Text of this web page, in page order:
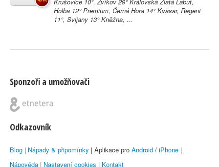
Holba 12° Premium, Černá Hora 14° Kvasar, Regent
11°, Svijany 13° Kněžna, ...
Sponzoři a umožňovači
Odkazovník
Blog | Nápady & připomínky | Aplikace pro Android / iPhone |
Nápověda | Nastavení cookies | Kontakt